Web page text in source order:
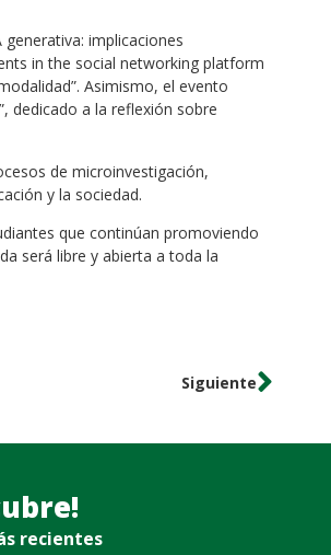
implicaciones
in the social networking platform
Asimismo, el evento
dedicado a la reflexión sobre
de microinvestigación,
y la sociedad.
que continúan promoviendo
será libre y abierta a toda la
Siguiente
recientes